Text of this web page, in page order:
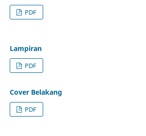
PDF
Lampiran
PDF
Cover Belakang
PDF